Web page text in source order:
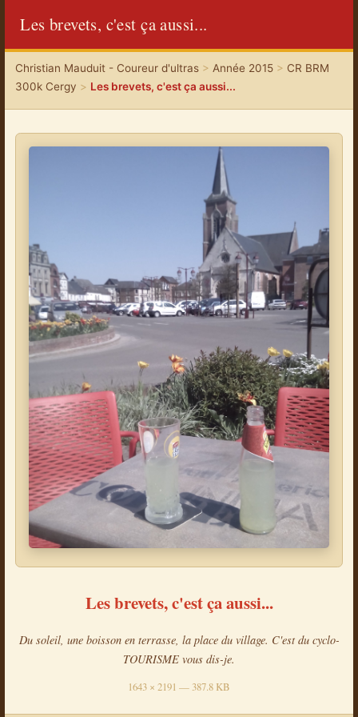
Les brevets, c'est ça aussi...
Christian Mauduit - Coureur d'ultras> Année 2015> CR BRM
300k Cergy > Les brevets, c'est ça aussi...
Les brevets, c'est ça aussi...
Du soleil, une boisson en terrasse, la place du village. C'est du cyclo-
TOURISME vous dis-je.
1643 × 2191 — 387.8 KB